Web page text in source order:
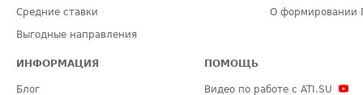
Средние ставки
Выгодные направления
О формировании
ИНФОРМАЦИЯ
Блог
ПОМОЩЬ
Видео по работе с ATI.SU